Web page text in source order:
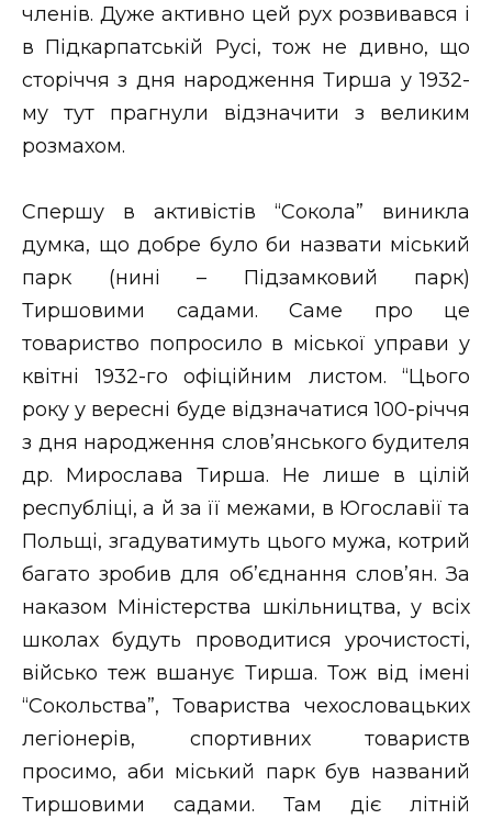
членів. Дуже активно цей рух розвивався і
в Підкарпатській Русі, тож не дивно, що
сторіччя з дня народження Тирша у 1932-
му тут прагнули відзначити з великим
розмахом.
Спершу в активістів “Сокола” виникла
думка, що добре було би назвати міський
парк (нині – Підзамковий парк)
Тиршовими садами. Саме про це
товариство попросило в міської управи у
квітні 1932-го офіційним листом. “Цього
року у вересні буде відзначатися 100-річчя
з дня народження слов’янського будителя
др. Мирослава Тирша. Не лише в цілій
республіці, а й за її межами, в Югославії та
Польщі, згадуватимуть цього мужа, котрий
багато зробив для об’єднання слов’ян. За
наказом Міністерства шкільництва, у всіх
школах будуть проводитися урочистості,
військо теж вшанує Тирша. Тож від імені
“Сокольства”, Товариства чехословацьких
легіонерів, спортивних товариств
просимо, аби міський парк був названий
Тиршовими садами. Там діє літній